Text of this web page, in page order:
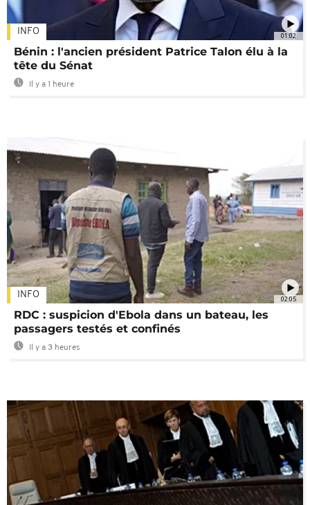
01:02
INFO
Bénin : l'ancien président Patrice Talon élu à la
tête du Sénat
Il y a 1 heure
02:05
INFO
RDC : suspicion d'Ebola dans un bateau, les
passagers testés et confinés
Il y a 3 heures